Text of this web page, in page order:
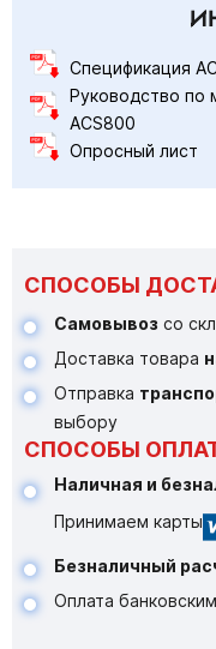
Спецификация
Руководство по
ACS800
Опросный лист
СПОСОБЫ
Самовывоз со
Доставка товара
Отправка
выбору
СПОСОБЫ
Наличная и
Принимаем карты
Безналичный
Оплата